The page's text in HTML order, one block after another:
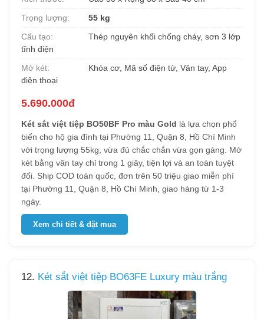
Trọng lượng:
55 kg
Cấu tạo:
Thép nguyên khối chống cháy, sơn 3 lớp
tĩnh điện
Mở két:
Khóa cơ, Mã số điện tử, Vân tay, App
điện thoại
5.690.000đ
Két sắt việt tiệp BO50BF Pro màu Gold là lựa chọn phổ
biến cho hộ gia đình tại Phường 11, Quận 8, Hồ Chí Minh
với trọng lượng 55kg, vừa đủ chắc chắn vừa gọn gàng. Mở
két bằng vân tay chỉ trong 1 giây, tiện lợi và an toàn tuyệt
đối. Ship COD toàn quốc, đơn trên 50 triệu giao miễn phí
tại Phường 11, Quận 8, Hồ Chí Minh, giao hàng từ 1-3
ngày.
Xem chi tiết & đặt mua
12. Két sắt việt tiệp BO63FE Luxury màu trắng